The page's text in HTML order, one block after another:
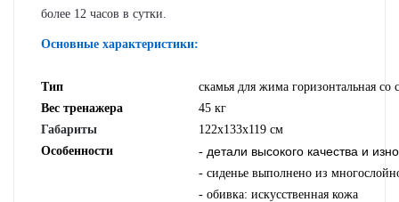
более 12 часов в сутки.
Основные характеристики:
Тип
скамья для жима горизонтальная со
Вес тренажера
45 кг
Габариты
122х133х119 см
Особенности
- детали высокого качества и
- сиденье выполнено из
- обивка: искусственная кожа